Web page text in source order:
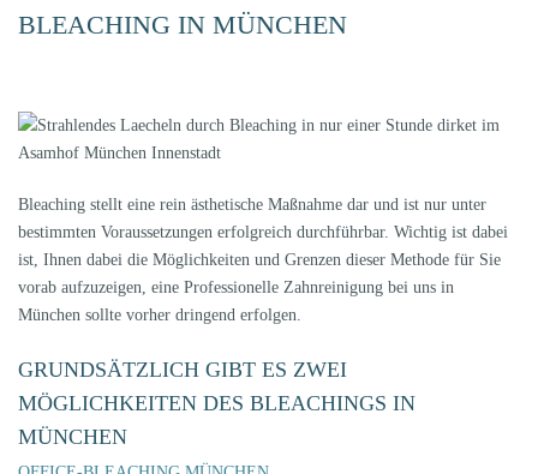
BLEACHING IN MÜNCHEN
Bleaching stellt eine rein ästhetische Maßnahme dar und ist nur unter
bestimmten Voraussetzungen erfolgreich durchführbar. Wichtig ist dabei
ist, Ihnen dabei die Möglichkeiten und Grenzen dieser Methode für Sie
vorab aufzuzeigen, eine Professionelle Zahnreinigung bei uns in
München sollte vorher dringend erfolgen.
GRUNDSÄTZLICH GIBT ES ZWEI
MÖGLICHKEITEN DES BLEACHINGS IN
MÜNCHEN